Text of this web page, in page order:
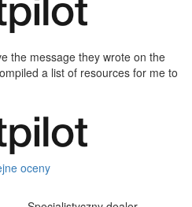
will buy again
till slut. Snabb leverans, mycket
av hög kvalitet. Allt kom